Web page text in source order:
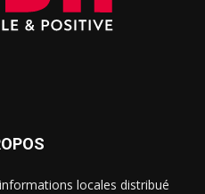
locales distribué